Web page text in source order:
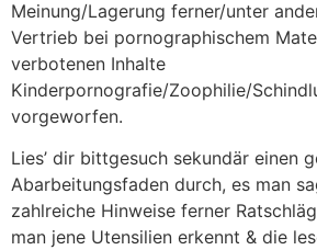
Meinung/Lagerung ferner/unter
Vertrieb bei pornographischem
verbotenen Inhalte
Kinderpornografie/Zoophilie/
vorgeworfen.
Lies’ dir bittgesuch sekundär einen
Abarbeitungsfaden durch, es man
zahlreiche Hinweise ferner
man jene Utensilien erkennt & die